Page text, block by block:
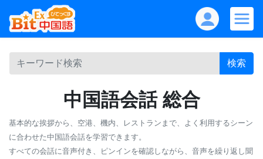
検索
中国語会話 総合
基本的な挨拶から、空港、機内、レストランまで、よく利用するシーン
に合わせた中国語会話を学習できます。
すべての会話に音声付き、ピンインを確認しながら、音声を繰り返し聞